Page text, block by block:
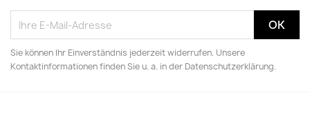
Sie können Ihr Einverständnis jederzeit widerrufen. Unsere
Kontaktinformationen finden Sie u. a. in der Datenschutzerklärung.